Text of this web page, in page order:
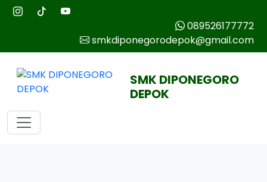
089526177772
smkdiponegorodepok@gmail.com
SMK DIPONEGORO
DEPOK